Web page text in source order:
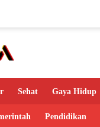
Sehat Gaya Hidup
Pendidikan